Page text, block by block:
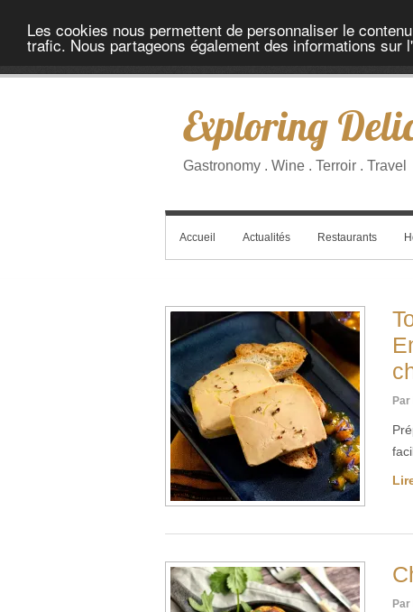
Les cookies nous permettent de personnaliser le
trafic. Nous partageons également des informations
Exploring
Gastronomy . Wine . Terroir . Travel
Accueil Actualités Restaurants